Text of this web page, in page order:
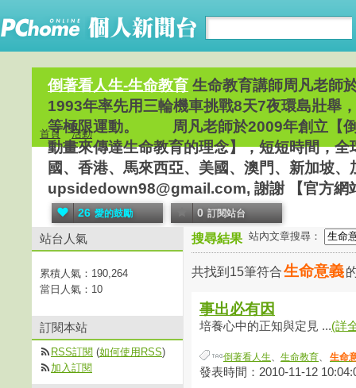
倒著看人生-生命教育 生命教育講師周凡老師
1993年率先用三輪機車挑戰8天7夜環島壯舉
等極限運動。 周凡老師於2009年創立【倒
動畫來傳達生命教育的理念】，短短時間，
國、香港、馬來西亞、美國、澳門、新加坡
upsidedown98@gmail.com, 謝謝 【官方
26 愛的鼓勵 0 訂閱站台
首頁 活動
搜尋結果 站內文章搜尋：
共找到15筆符合生命意義
事出必有因
培養心中的正知與定見 ...(詳
倒著看人生、 生命教育、 生命
發表時間：2010-11-12
站台人氣
累積人氣： 190,264
當日人氣： 10
訂閱本站
RSS訂閱 (如何使用RSS)
加入訂閱